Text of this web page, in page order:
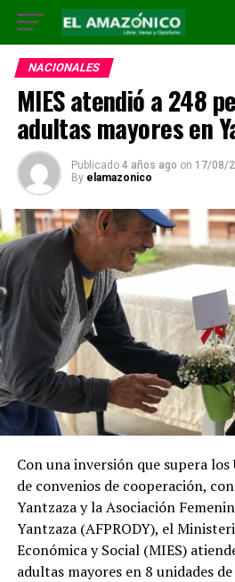
NACIONALES
MIES atendió a 248
adultas mayores en
Publicado 4 años ago on 17/08/
By elamazonico
Con una inversión que supera los
de convenios de cooperación,
Yantzaza y la Asociación
Yantzaza (AFPRODY), el
Económica y Social (MIES)
adultas mayores en 8 unidades